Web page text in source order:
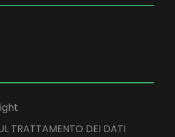
TRATTAMENTO DEI DATI